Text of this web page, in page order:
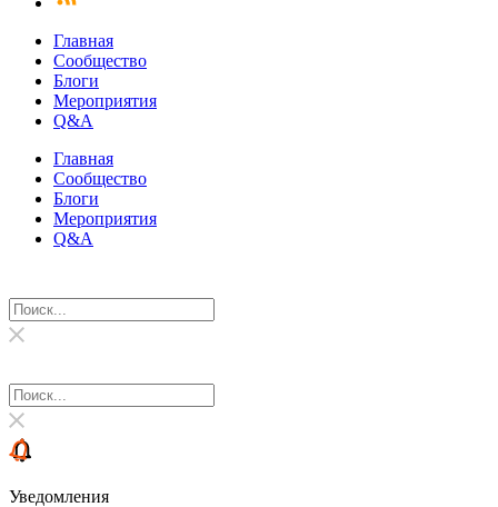
Главная
Сообщество
Блоги
Мероприятия
Q&A
Главная
Сообщество
Блоги
Мероприятия
Q&A
Уведомления